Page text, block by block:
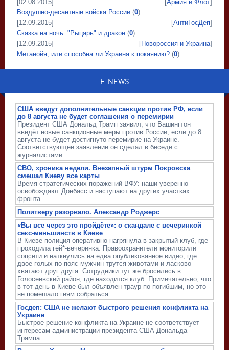
[02.08.2015] Армия и Флот
Воздушно-десантные войска России (0)
[12.09.2015]
[АнтиГосДеп]
Сказка на ночь. "Рыцарь" и дракон (0)
[12.09.2015]
[Новороссия и Украина]
Метанойя, или способна ли Украина к покаянию? (0)
E-NEWS
США введут дополнительные санкции против РФ, если
до 8 августа не будет соглашения о перемирии
Президент США Дональд Трамп заявил, что Вашингтон
введёт новые санкционные меры против России, если до 8
августа не будет достигнуто перемирие на Украине.
Соответствующее заявление он сделал в беседе с
журналистами.
СВО, хроника недели. Внезапный штурм Покровска
смешал Киеву все карты
Время стратегических поражений ВФУ: наши уверенно
освобождают Донбасс и наступают на других участках
фронта
Политверу разорвало. Александр Роджерс
«Вы все через это пройдёте»: о скандале с вечеринкой
секс-меньшинств в Киеве
В Киеве полиция оперативно нагрянула в закрытый клуб, где
проходила гей*-вечеринка. Правоохранители мониторили
соцсети и наткнулись на едва опубликованное видео, где
двое голых по пояс мужчин трутся животами и ласково
хватают друг друга. Сотрудники тут же бросились в
Голосеевский район, где находится клуб. Примечательно, что
в тот день в Киеве был объявлен траур по погибшим, но это
не помешало геям собраться...
Госдеп: США не желают быстрого решения конфликта на
Украине
Быстрое решение конфликта на Украине не соответствует
интересам администрации президента США Дональда
Трампа.